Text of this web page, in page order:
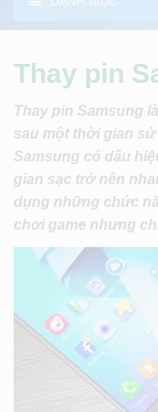
Thay pin
Thay pin Samsung
sau một thời gian
Samsung có dấu
gian sạc trở nên
dụng những chức
chơi game nhưng